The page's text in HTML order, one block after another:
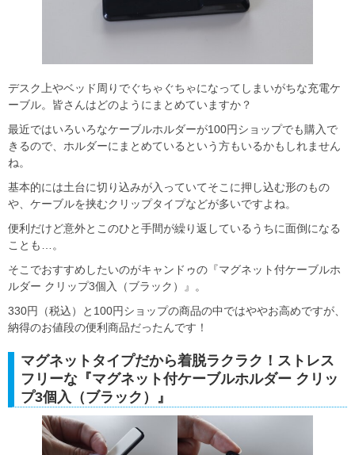
デスク上やベッド周りでぐちゃぐちゃになってしまいがちな充電ケ
ーブル。皆さんはどのようにまとめていますか？
最近ではいろいろなケーブルホルダーが100円ショップでも購入で
きるので、ホルダーにまとめているという方もいるかもしれません
ね。
基本的には土台に切り込みが入っていてそこに押し込む形のもの
や、ケーブルを挟むクリップタイプなどが多いですよね。
便利だけど意外とこのひと手間が繰り返しているうちに面倒になる
ことも…。
そこでおすすめしたいのがキャンドゥの『マグネット付ケーブルホ
ルダー クリップ3個入（ブラック）』。
330円（税込）と100円ショップの商品の中ではややお高めですが、
納得のお値段の便利商品だったんです！
マグネットタイプだから着脱ラクラク！ストレス
フリーな『マグネット付ケーブルホルダー クリッ
プ3個入（ブラック）』